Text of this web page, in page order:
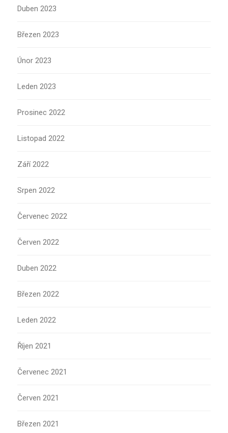
Duben 2023
Březen 2023
Únor 2023
Leden 2023
Prosinec 2022
Listopad 2022
Září 2022
Srpen 2022
Červenec 2022
Červen 2022
Duben 2022
Březen 2022
Leden 2022
Říjen 2021
Červenec 2021
Červen 2021
Březen 2021